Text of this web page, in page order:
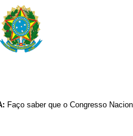
Faço saber que o Congresso